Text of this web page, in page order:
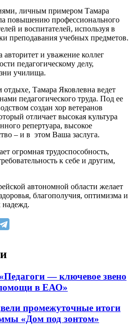
личным примером Тамара
повышению профессионального
и воспитателей, используя в
преподавания учебных предметов.
и уважение коллег
педагогическому делу,
училища.
отдыхе, Тамара Яковлевна ведет
педагогического труда. Под ее
создан хор ветеранов
отличает высокая культура
репертуара, высокое
– и в этом Ваша заслуга.
огромная трудоспособность,
к себе и другим,
автономной области желает
благополучия, оптимизма и
надежд.
— ключевое звено
в ЕАО»
промежуточные итоги
«Дом под зонтом»